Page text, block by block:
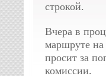
строкой.
Вчера в
маршруте на
просит за
комиссии.